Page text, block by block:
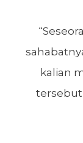
kalian